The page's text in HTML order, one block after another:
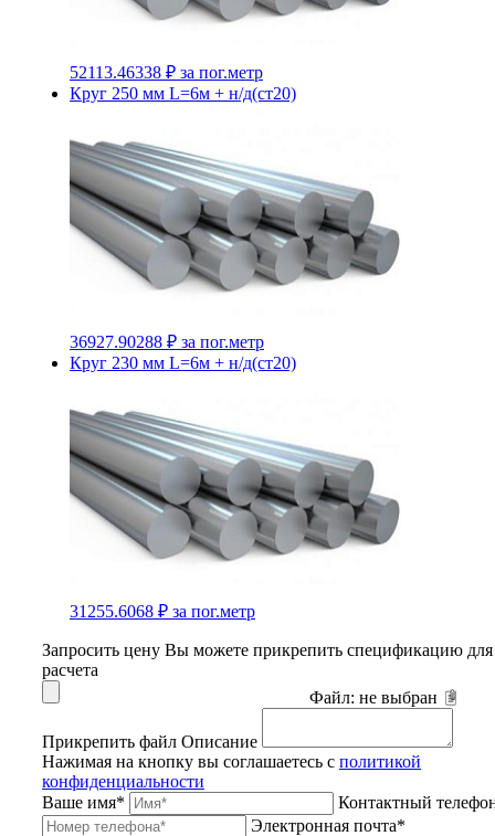
52113.46338 ₽ за пог.метр
Круг 250 мм L=6м + н/д(ст20)
36927.90288 ₽ за пог.метр
Круг 230 мм L=6м + н/д(ст20)
31255.6068 ₽ за пог.метр
Запросить цену Вы можете прикрепить спецификацию для
расчета
Файл: не выбран
Прикрепить файл Описание
Нажимая на кнопку вы соглашаетесь с политикой
конфиденциальности
Ваше имя*
Контактный
Электронная почта*